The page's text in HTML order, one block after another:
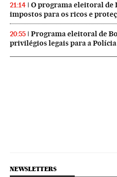
21:14
O programa eleitoral de
impostos para os ricos e
20:55
Programa eleitoral de
privilégios legais para a Polícia
NEWSLETTERS